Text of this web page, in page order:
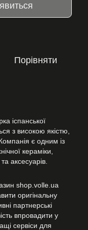
Порівняти
іспанської
з високою якістю,
є одним із
кераміки,
аксесуарів.
shop.volle.ua
оригінальну
партнерські
впровадити у
сервіси для